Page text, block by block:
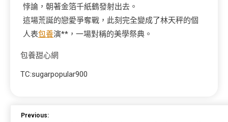
悖論，朝著金箔千紙鶴發射出去。
這場荒誕的戀愛爭奪戰，此刻完全變成了林天秤的個
人表包養演**，一場對稱的美學祭典。
包養甜心網
TC:sugarpopular900
Previous: